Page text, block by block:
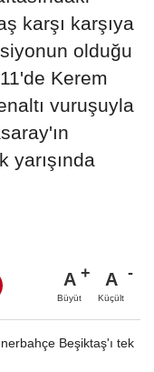
karşı karşıya
olduğu
Kerem
vuruşuyla
yarışında
A
Büyüt
A
Küçült